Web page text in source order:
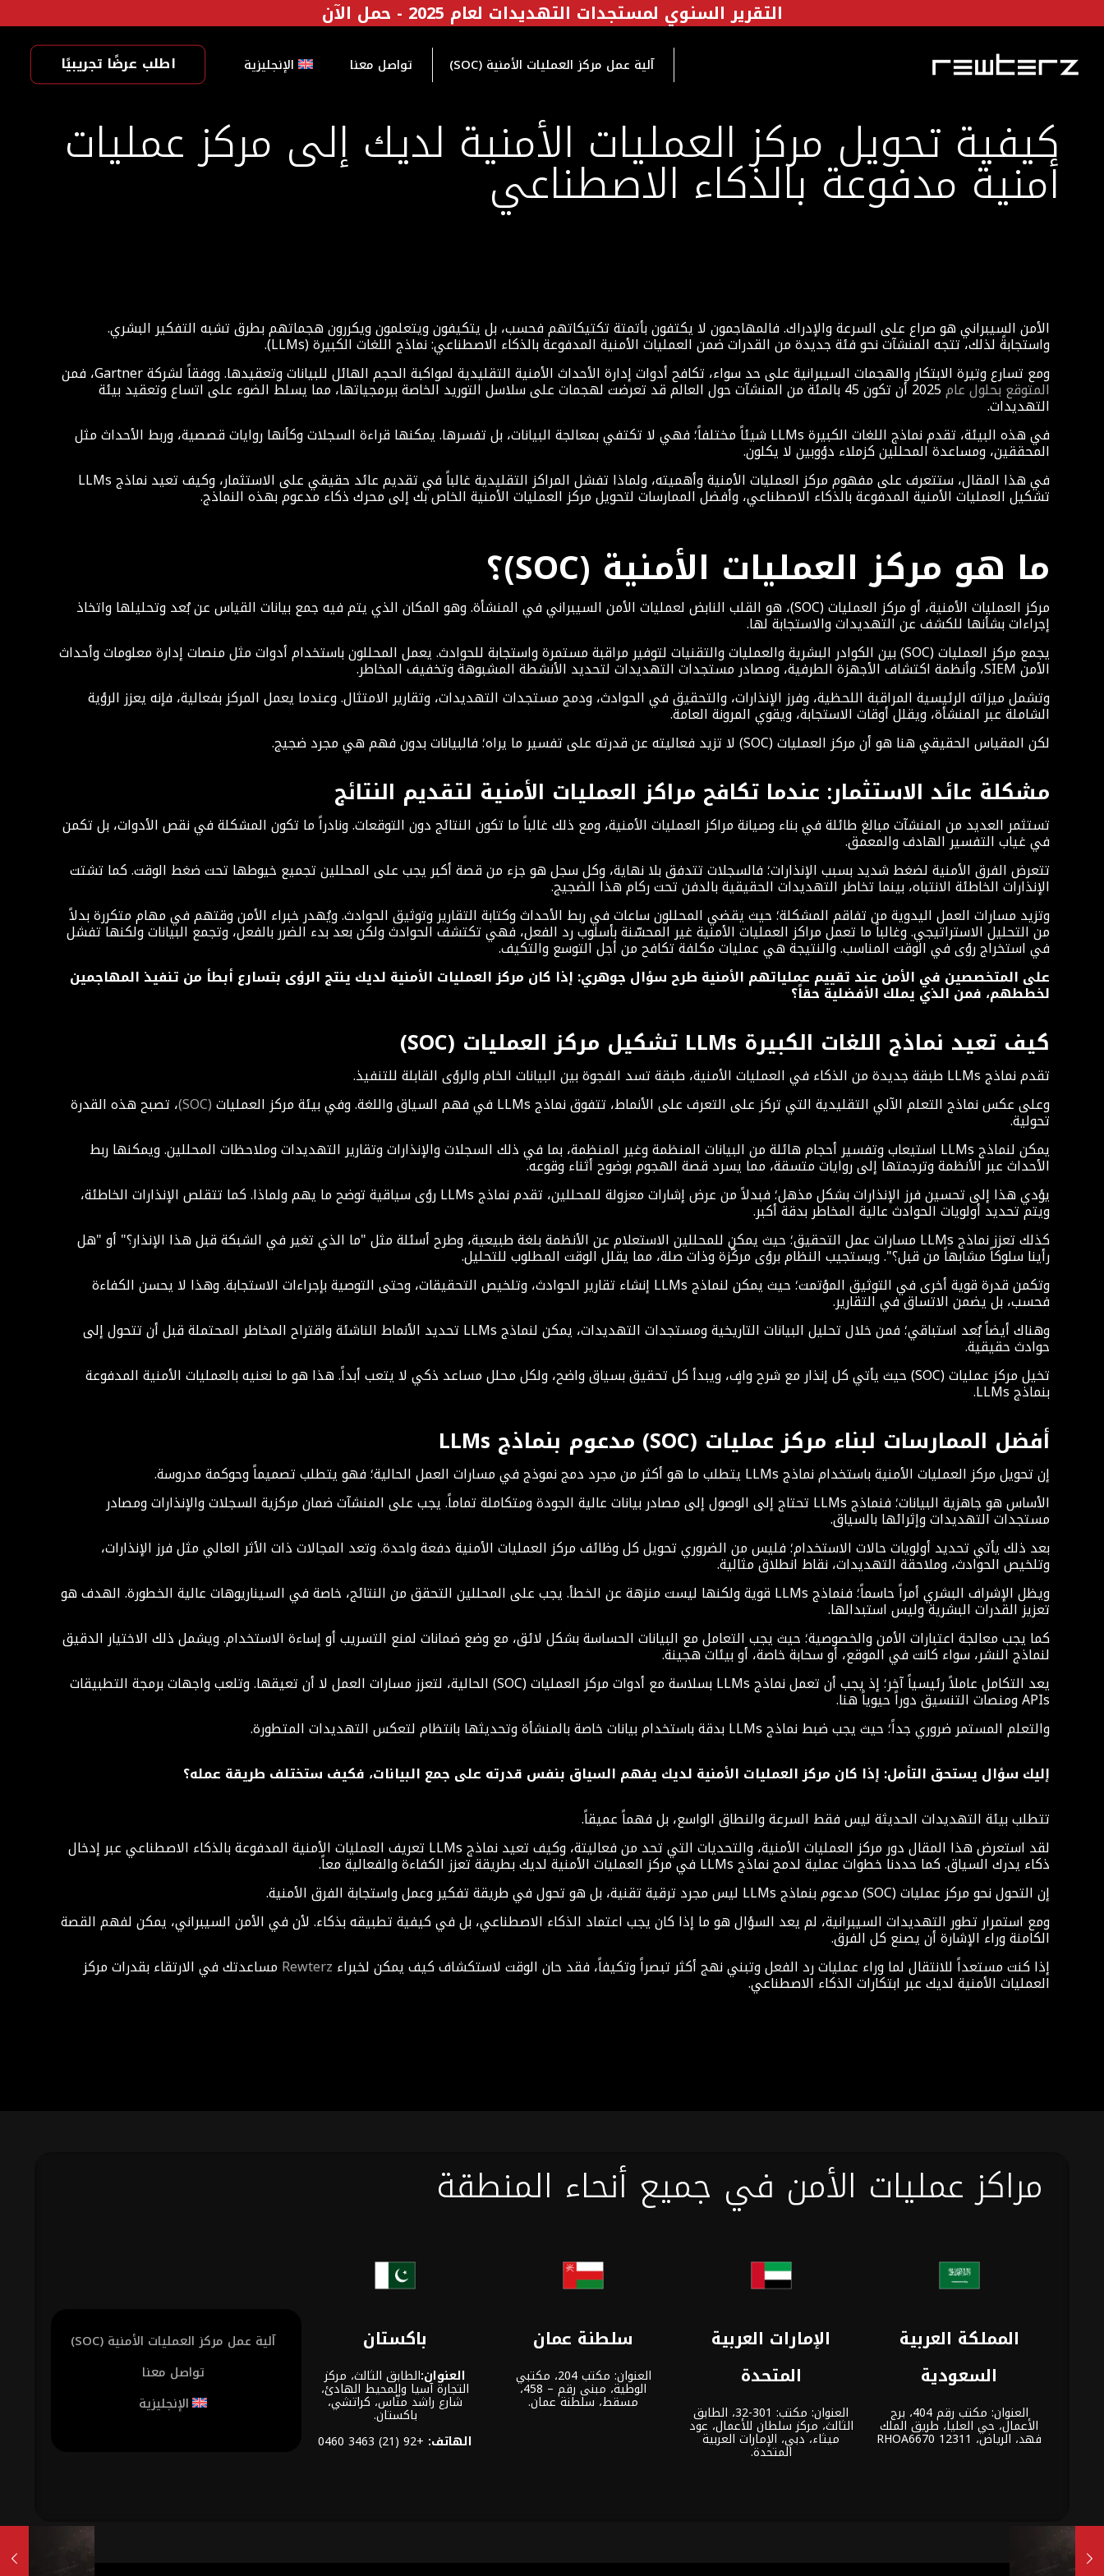
التقرير السنوي لمستجدات التهديدات لعام 2025 - حمل الآن
آلية عمل مركز العمليات الأمنية (SOC) تواصل معنا الإنجليزية اطلب عرضًا تجريبيًا
كيفية تحويل مركز العمليات الأمنية لديك إلى مركز عمليات
أمنية مدفوعة بالذكاء الاصطناعي
الأمن السيبراني هو صراع على السرعة والإدراك. فالمهاجمون لا يكتفون بأتمتة تكتيكاتهم فحسب، بل يتكيفون ويتعلمون ويكررون هجماتهم بطرق تشبه التفكير البشري.
واستجابةً لذلك، تتجه المنشآت نحو فئة جديدة من القدرات ضمن العمليات الأمنية المدفوعة بالذكاء الاصطناعي: نماذج اللغات الكبيرة (LLMs).
ومع تسارع وتيرة الابتكار والهجمات السيبرانية على حد سواء، تكافح أدوات إدارة الأحداث الأمنية التقليدية لمواكبة الحجم الهائل للبيانات وتعقيدها. ووفقاً لشركة Gartner، فمن
المتوقع بحلول عام 2025 أن تكون 45 بالمئة من المنشآت حول العالم قد تعرضت لهجمات على سلاسل التوريد الخاصة ببرمجياتها، مما يسلط الضوء على اتساع وتعقيد بيئة
التهديدات.
في هذه البيئة، تقدم نماذج اللغات الكبيرة LLMs شيئاً مختلفاً؛ فهي لا تكتفي بمعالجة البيانات، بل تفسرها. يمكنها قراءة السجلات وكأنها روايات قصصية، وربط الأحداث مثل
المحققين، ومساعدة المحللين كزملاء دؤوبين لا يكلون.
في هذا المقال، ستتعرف على مفهوم مركز العمليات الأمنية وأهميته، ولماذا تفشل المراكز التقليدية غالباً في تقديم عائد حقيقي على الاستثمار، وكيف تعيد نماذج LLMs
تشكيل العمليات الأمنية المدفوعة بالذكاء الاصطناعي، وأفضل الممارسات لتحويل مركز العمليات الأمنية الخاص بك إلى محرك ذكاء مدعوم بهذه النماذج.
ما هو مركز العمليات الأمنية (SOC)؟
مركز العمليات الأمنية، أو مركز العمليات (SOC)، هو القلب النابض لعمليات الأمن السيبراني في المنشأة. وهو المكان الذي يتم فيه جمع بيانات القياس عن بُعد وتحليلها واتخاذ
إجراءات بشأنها للكشف عن التهديدات والاستجابة لها.
يجمع مركز العمليات (SOC) بين الكوادر البشرية والعمليات والتقنيات لتوفير مراقبة مستمرة واستجابة للحوادث. يعمل المحللون باستخدام أدوات مثل منصات إدارة معلومات وأحداث
الأمن SIEM، وأنظمة اكتشاف الأجهزة الطرفية، ومصادر مستجدات التهديدات لتحديد الأنشطة المشبوهة وتخفيف المخاطر.
وتشمل ميزاته الرئيسية المراقبة اللحظية، وفرز الإنذارات، والتحقيق في الحوادث، ودمج مستجدات التهديدات، وتقارير الامتثال. وعندما يعمل المركز بفعالية، فإنه يعزز الرؤية
الشاملة عبر المنشأة، ويقلل أوقات الاستجابة، ويقوي المرونة العامة.
لكن المقياس الحقيقي هنا هو أن مركز العمليات (SOC) لا تزيد فعاليته عن قدرته على تفسير ما يراه؛ فالبيانات بدون فهم هي مجرد ضجيج.
مشكلة عائد الاستثمار: عندما تكافح مراكز العمليات الأمنية لتقديم النتائج
تستثمر العديد من المنشآت مبالغ طائلة في بناء وصيانة مراكز العمليات الأمنية، ومع ذلك غالباً ما تكون النتائج دون التوقعات. ونادراً ما تكون المشكلة في نقص الأدوات، بل تكمن
في غياب التفسير الهادف والمعمق.
تتعرض الفرق الأمنية لضغط شديد بسبب الإنذارات؛ فالسجلات تتدفق بلا نهاية، وكل سجل هو جزء من قصة أكبر يجب على المحللين تجميع خيوطها تحت ضغط الوقت. كما تشتت
الإنذارات الخاطئة الانتباه، بينما تخاطر التهديدات الحقيقية بالدفن تحت ركام هذا الضجيج.
وتزيد مسارات العمل اليدوية من تفاقم المشكلة؛ حيث يقضي المحللون ساعات في ربط الأحداث وكتابة التقارير وتوثيق الحوادث. ويُهدر خبراء الأمن وقتهم في مهام متكررة بدلاً
من التحليل الاستراتيجي. وغالباً ما تعمل مراكز العمليات الأمنية غير المحسّنة بأسلوب رد الفعل، فهي تكتشف الحوادث ولكن بعد بدء الضرر بالفعل، وتجمع البيانات ولكنها تفشل
في استخراج رؤى في الوقت المناسب. والنتيجة هي عمليات مكلفة تكافح من أجل التوسع والتكيف.
على المتخصصين في الأمن عند تقييم عملياتهم الأمنية طرح سؤال جوهري: إذا كان مركز العمليات الأمنية لديك ينتج الرؤى بتسارع أبطأ من تنفيذ المهاجمين
لخططهم، فمن الذي يملك الأفضلية حقاً؟
كيف تعيد نماذج اللغات الكبيرة LLMs تشكيل مركز العمليات (SOC)
تقدم نماذج LLMs طبقة جديدة من الذكاء في العمليات الأمنية، طبقة تسد الفجوة بين البيانات الخام والرؤى القابلة للتنفيذ.
وعلى عكس نماذج التعلم الآلي التقليدية التي تركز على التعرف على الأنماط، تتفوق نماذج LLMs في فهم السياق واللغة. وفي بيئة مركز العمليات
(SOC) ، تصبح هذه القدرة
تحولية.
يمكن لنماذج LLMs استيعاب وتفسير أحجام هائلة من البيانات المنظمة وغير المنظمة، بما في ذلك السجلات والإنذارات وتقارير التهديدات وملاحظات المحللين. ويمكنها ربط
الأحداث عبر الأنظمة وترجمتها إلى روايات متسقة، مما يسرد قصة الهجوم بوضوح أثناء وقوعه.
يؤدي هذا إلى تحسين فرز الإنذارات بشكل مذهل؛ فبدلاً من عرض إشارات معزولة للمحللين، تقدم نماذج LLMs رؤى سياقية توضح ما يهم ولماذا. كما تتقلص الإنذارات الخاطئة،
ويتم تحديد أولويات الحوادث عالية المخاطر بدقة أكبر.
كذلك تعزز نماذج LLMs مسارات عمل التحقيق؛ حيث يمكن للمحللين الاستعلام عن الأنظمة بلغة طبيعية، وطرح أسئلة مثل "ما الذي تغير في الشبكة قبل هذا الإنذار؟" أو "هل
رأينا سلوكاً مشابهاً من قبل؟". ويستجيب النظام برؤى مركّزة وذات صلة، مما يقلل الوقت المطلوب للتحليل.
وتكمن قدرة قوية أخرى في التوثيق المؤتمت؛ حيث يمكن لنماذج LLMs إنشاء تقارير الحوادث، وتلخيص التحقيقات، وحتى التوصية بإجراءات الاستجابة. وهذا لا يحسن الكفاءة
فحسب، بل يضمن الاتساق في التقارير.
وهناك أيضاً بُعد استباقي؛ فمن خلال تحليل البيانات التاريخية ومستجدات التهديدات، يمكن لنماذج LLMs تحديد الأنماط الناشئة واقتراح المخاطر المحتملة قبل أن تتحول إلى
حوادث حقيقية.
تخيل مركز عمليات (SOC) حيث يأتي كل إنذار مع شرح وافٍ، ويبدأ كل تحقيق بسياق واضح، ولكل محلل مساعد ذكي لا يتعب أبداً. هذا هو ما نعنيه بالعمليات الأمنية المدفوعة
بنماذج LLMs.
أفضل الممارسات لبناء مركز عمليات (SOC) مدعوم بنماذج LLMs
إن تحويل مركز العمليات الأمنية باستخدام نماذج LLMs يتطلب ما هو أكثر من مجرد دمج نموذج في مسارات العمل الحالية؛ فهو يتطلب تصميماً وحوكمة مدروسة.
الأساس هو جاهزية البيانات؛ فنماذج LLMs تحتاج إلى الوصول إلى مصادر بيانات عالية الجودة ومتكاملة تماماً. يجب على المنشآت ضمان مركزية السجلات والإنذارات ومصادر
مستجدات التهديدات وإثرائها بالسياق.
بعد ذلك يأتي تحديد أولويات حالات الاستخدام؛ فليس من الضروري تحويل كل وظائف مركز العمليات الأمنية دفعة واحدة. وتعد المجالات ذات الأثر العالي مثل فرز الإنذارات،
وتلخيص الحوادث، وملاحقة التهديدات، نقاط انطلاق مثالية.
ويظل الإشراف البشري أمراً حاسماً؛ فنماذج LLMs قوية ولكنها ليست منزهة عن الخطأ. يجب على المحللين التحقق من النتائج، خاصة في السيناريوهات عالية الخطورة. الهدف هو
تعزيز القدرات البشرية وليس استبدالها.
كما يجب معالجة اعتبارات الأمن والخصوصية؛ حيث يجب التعامل مع البيانات الحساسة بشكل لائق، مع وضع ضمانات لمنع التسريب أو إساءة الاستخدام. ويشمل ذلك الاختيار الدقيق
لنماذج النشر، سواء كانت في الموقع، أو سحابة خاصة، أو بيئات هجينة.
يعد التكامل عاملاً رئيسياً آخر؛ إذ يجب أن تعمل نماذج LLMs بسلاسة مع أدوات مركز العمليات (SOC) الحالية، لتعزز مسارات العمل لا أن تعيقها. وتلعب واجهات برمجة التطبيقات
APIs ومنصات التنسيق دوراً حيوياً هنا.
والتعلم المستمر ضروري جداً؛ حيث يجب ضبط نماذج LLMs بدقة باستخدام بيانات خاصة بالمنشأة وتحديثها بانتظام لتعكس التهديدات المتطورة.
إليك سؤال يستحق التأمل: إذا كان مركز العمليات الأمنية لديك يفهم السياق بنفس قدرته على جمع البيانات، فكيف ستختلف طريقة عمله؟
تتطلب بيئة التهديدات الحديثة ليس فقط السرعة والنطاق الواسع، بل فهماً عميقاً.
لقد استعرض هذا المقال دور مركز العمليات الأمنية، والتحديات التي تحد من فعاليتة، وكيف تعيد نماذج LLMs تعريف العمليات الأمنية المدفوعة بالذكاء الاصطناعي عبر إدخال
ذكاء يدرك السياق. كما حددنا خطوات عملية لدمج نماذج LLMs في مركز العمليات الأمنية لديك بطريقة تعزز الكفاءة والفعالية معاً.
إن التحول نحو مركز عمليات (SOC) مدعوم بنماذج LLMs ليس مجرد ترقية تقنية، بل هو تحول في طريقة تفكير وعمل واستجابة الفرق الأمنية.
ومع استمرار تطور التهديدات السيبرانية، لم يعد السؤال هو ما إذا كان يجب اعتماد الذكاء الاصطناعي، بل في كيفية تطبيقه بذكاء. لأن في الأمن السيبراني، يمكن لفهم القصة
الكامنة وراء الإشارة أن يصنع كل الفرق.
إذا كنت مستعداً للانتقال لما وراء عمليات رد الفعل وتبني نهج أكثر تبصراً وتكيفاً، فقد حان الوقت لاستكشاف كيف يمكن لخبراء Rewterz مساعدتك في الارتقاء بقدرات مركز
العمليات الأمنية لديك عبر ابتكارات الذكاء الاصطناعي.
مراكز عمليات الأمن في جميع أنحاء المنطقة
المملكة العربية
السعودية
العنوان: مكتب رقم 404، برج
الأعمال، حي العليا، طريق الملك
فهد، الرياض، 12311 RHOA6670
الإمارات العربية
المتحدة
العنوان: مكتب: 301-32، الطابق
الثالث، مركز سلطان للأعمال، عود
ميثاء، دبي، الإمارات العربية
المتحدة.
سلطنة عمان
العنوان: مكتب 204، مكتبي
الوطية، مبنى رقم – 458،
مسقط، سلطنة عمان.
باكستان
العنوان:الطابق الثالث، مركز
التجارة آسيا والمحيط الهادئ،
شارع راشد منّاس، كراتشي،
باكستان.
الهاتف: +92 (21) 3463 0460
آلية عمل مركز العمليات الأمنية (SOC)
تواصل معنا
الإنجليزية